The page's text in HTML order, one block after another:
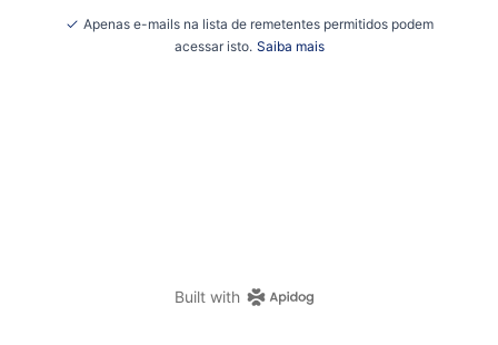
Apenas e-mails na lista de remetentes permitidos podem
acessar isto. Saiba mais
Built with